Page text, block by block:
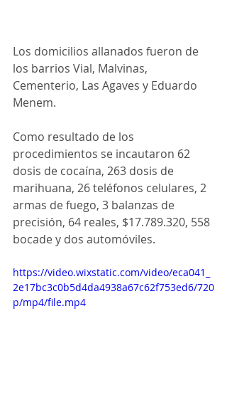
Los domicilios allanados fueron de
los barrios Vial, Malvinas,
Cementerio, Las Agaves y Eduardo
Menem.
Como resultado de los
procedimientos se incautaron 62
dosis de cocaína, 263 dosis de
marihuana, 26 teléfonos celulares, 2
armas de fuego, 3 balanzas de
precisión, 64 reales, $17.789.320, 558
bocade y dos automóviles.
https://video.wixstatic.com/video/eca041_
2e17bc3c0b5d4da4938a67c62f753ed6/720
p/mp4/file.mp4